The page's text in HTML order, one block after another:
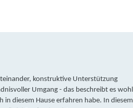
konstruktive Unterstützung
Umgang - das beschreibt es wohl
diesem Hause erfahren habe. In diesem